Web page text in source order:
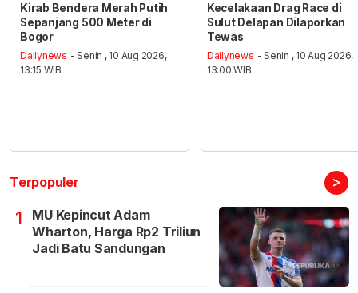
Kirab Bendera Merah Putih
Sepanjang 500 Meter di
Bogor
Dailynews - Senin , 10 Aug 2026,
13:15 WIB
Kecelakaan Drag Race di
Sulut Delapan Dilaporkan
Tewas
Dailynews - Senin , 10 Aug 2026,
13:00 WIB
Terpopuler >
1
MU Kepincut Adam
Wharton, Harga Rp2 Triliun
Jadi Batu Sandungan